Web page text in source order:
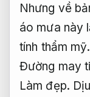
Nhưng về
áo mưa này
tính thẩm mỹ.
Đường may
Làm đẹp.